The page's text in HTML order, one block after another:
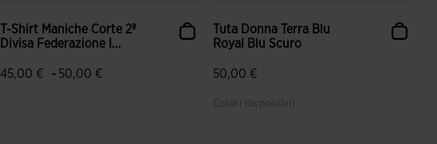
T-Shirt Maniche Corte 2ª
Divisa Federazione I...
45,00 € - 50,00 €
Tuta Donna Terra Blu
Royal Blu Scuro
50,00 €
Colori disponibili